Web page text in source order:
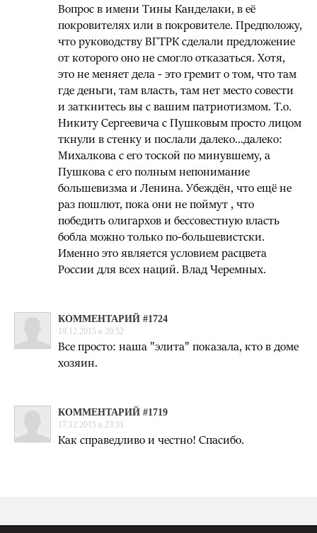
Вопрос в имени Тины Канделаки, в её
покровителях или в покровителе. Предположу,
что руководству ВГТРК сделали предложение
от которого оно не смогло отказаться. Хотя,
это не меняет дела - это гремит о том, что там
где деньги, там власть, там нет место совести
и заткнитесь вы с вашим патриотизмом. Т.о.
Никиту Сергеевича с Пушковым просто лицом
ткнули в стенку и послали далеко...далеко:
Михалкова с его тоской по минувшему, а
Пушкова с его полным непонимание
большевизма и Ленина. Убеждён, что ещё не
раз пошлют, пока они не поймут , что
победить олигархов и бессовестную власть
бобла можно только по-большевистски.
Именно это является условием расцвета
России для всех наций. Влад Черемных.
КОММЕНТАРИЙ #1724
19.12.2015 в 20:52
Все просто: наша "элита" показала, кто в доме
хозяин.
КОММЕНТАРИЙ #1719
17.12.2015 в 23:31
Как справедливо и честно! Спасибо.